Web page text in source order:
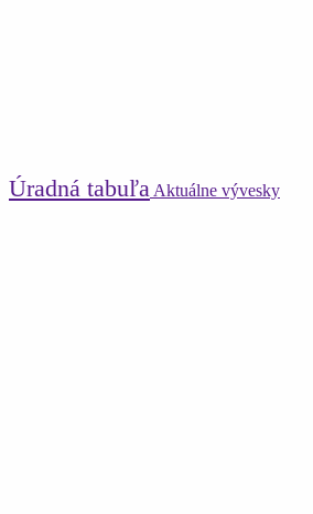
Úradná tabuľa Aktuálne vývesky